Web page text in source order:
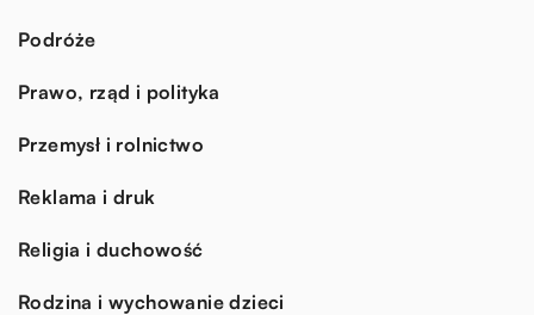
Podróże
Prawo, rząd i polityka
Przemysł i rolnictwo
Reklama i druk
Religia i duchowość
Rodzina i wychowanie dzieci